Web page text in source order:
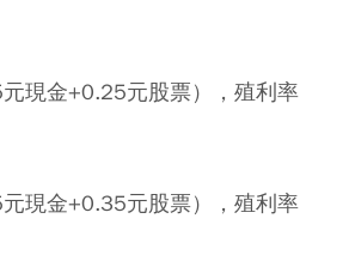
現金+0.25元股票），殖利率
現金+0.35元股票），殖利率